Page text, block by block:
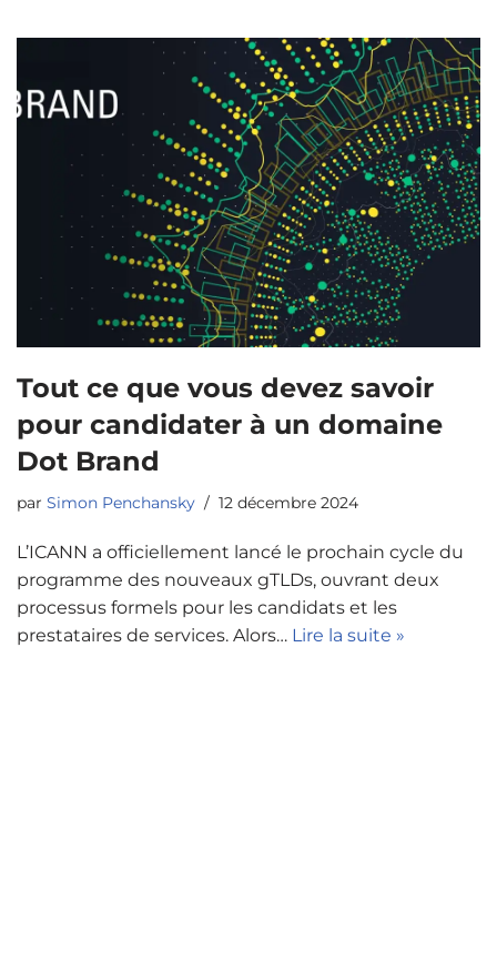
Tout ce que vous devez savoir
pour candidater à un domaine
Dot Brand
par Simon Penchansky 12 décembre 2024
L’ICANN a officiellement lancé le prochain cycle du
programme des nouveaux gTLDs, ouvrant deux
processus formels pour les candidats et les
prestataires de services. Alors… Lire la suite »